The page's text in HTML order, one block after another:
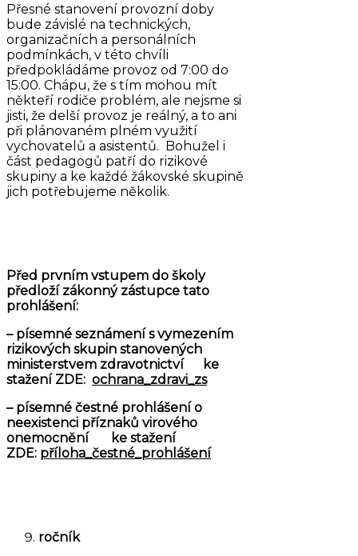
Přesné stanovení provozní doby
bude závislé na technických,
organizačních a personálních
podmínkách, v této chvíli
předpokládáme provoz od 7:00 do
15:00. Chápu, že s tím mohou mít
někteří rodiče problém, ale nejsme si
jisti, že delší provoz je reálný, a to ani
při plánovaném plném využití
vychovatelů a asistentů. Bohužel i
část pedagogů patří do rizikové
skupiny a ke každé žákovské skupině
jich potřebujeme několik.
Před prvním vstupem do školy
předloží zákonný zástupce tato
prohlášení:
– písemné seznámení s vymezením
rizikových skupin stanovených
ministerstvem zdravotnictví ke
stažení ZDE: ochrana_zdravi_zs
– písemné čestné prohlášení o
neexistenci příznaků virového
onemocnění ke stažení
ZDE: příloha_čestné_prohlášení
ročník